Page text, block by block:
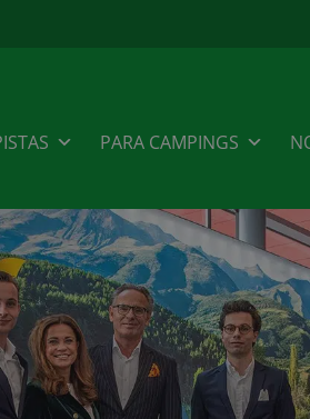
PARA CAMPINGS